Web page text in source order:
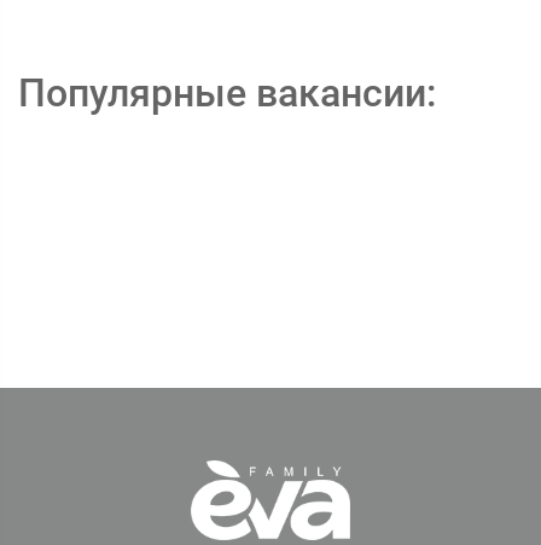
Популярные вакансии: